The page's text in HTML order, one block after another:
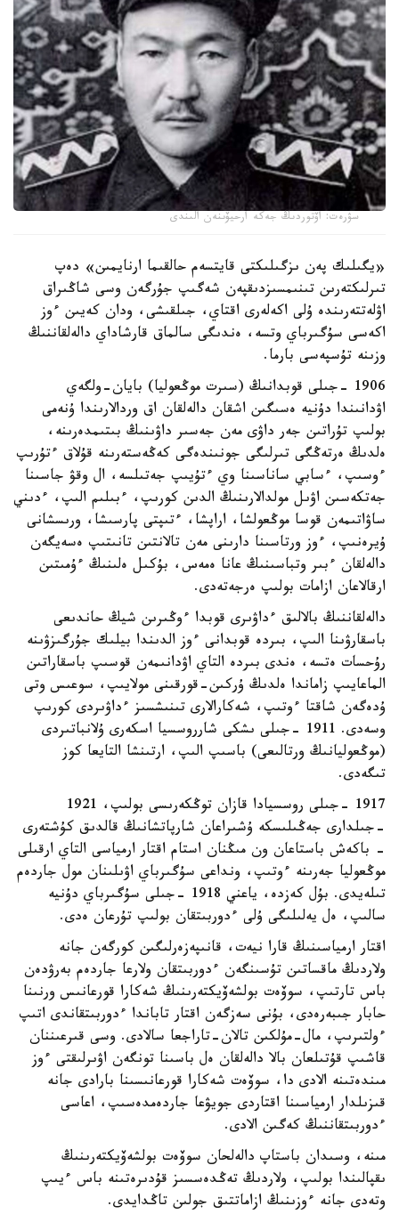
سۋرەت: اۆتوردىڭ جەكە ارحيۆىنەن الىندى
«يگىلىك پەن ىزگىلىكتى قايتسەم حالقىما ارنايمىن» دەپ
تىرلىكتەرىن تىنىمسىزدىقپەن شەگىپ جۇرگەن وسى شاڭىراق
اۋلەتتەرىندە ۇلى اكەلەرى اقتاي، جىلقىشى، ودان كەيىن ءوز
اكەسى سۇگىرباي وتسە، ەندىگى سالماق قارشاداي دالەلقاننىڭ
وزىنە تۇسپەسى بارما.
1906 -جىلى قوبدانىڭ (سىرت موڭعوليا) بايان-ولگەي
اۋدانىندا دۇنيە ەسىگىن اشقان دالەلقان اق وردالارىندا ۇنەمى
بولىپ تۇراتىن جەر داۋى مەن جەسىر داۋىنىڭ بىتىمدەرىنە،
ەلدىڭ ەرتەڭگى تىرلىگى جونىندەگى كەڭەستەرىنە قۇلاق ءتۇرىپ
ءوسىپ، ءسابي ساناسىنا وي ءتۇيىپ جەتىلسە، ال وقۋ جاسىنا
جەتكەسىن اۋىل مولدالارىنىڭ الدىن كورىپ، ءبىلىم الىپ، ءدىني
ساۋاتىمەن قوسا موڭعولشا، اراپشا، ءتىپتى پارسىشا، ورىسشانى
ۇيرەنىپ، ءوز ورتاسىنا دارىنى مەن تالانتىن تانىتىپ ەسەيگەن
دالەلقان ءبىر وتباسىنىڭ عانا ەمەس، بۇكىل ەلىنىڭ ءۇمىتىن
ارقالاعان ازامات بولىپ ەرجەتەدى.
دالەلقاننىڭ بالالىق ءداۋىرى قوبدا ءوڭىرىن شيڭ حاندىعى
باسقارۋىنا الىپ، بىردە قوبدانى ءوز الدىندا بيلىك جۇرگىزۋىنە
رۇحسات ەتسە، ەندى بىردە التاي اۋدانىمەن قوسىپ باسقاراتىن
الماعايىپ زاماندا ەلدىڭ ۇركىن-قورقىنى مولايىپ، سوعىس وتى
ۇدەگەن شاقتا ءوتىپ، شەكارالارى تىنىشسىز ءداۋىردى كورىپ
وسەدى. 1911 -جىلى ىشكى شارروسسيا اسكەرى ۇلانباتىردى
(موڭعوليانىڭ ورتالىعى) باسىپ الىپ، ارتىنشا التايعا كوز
تىگەدى.
1917 -جىلى روسسيادا قازان توڭكەرىسى بولىپ، 1921
-جىلدارى جەڭىلىسكە ۇشىراعان شارپاتشانىڭ قالدىق كۇشتەرى
- باكەش باستاعان ون مىڭنان استام اقتار ارمياسى التاي ارقىلى
موڭعوليا جەرىنە ءوتىپ، ونداعى سۇگىرباي اۋىلىنان مول جاردەم
تىلەيدى. بۇل كەزدە، ياعني 1918 -جىلى سۇگىرباي دۇنيە
سالىپ، ەل يەلىلىگى ۇلى ءدوربىتقان بولىپ تۇرعان ەدى.
اقتار ارمياسىنىڭ قارا نيەت، قانىپەزەرلىگىن كورگەن جانە
ولاردىڭ ماقساتىن تۇسىنگەن ءدوربىتقان ولارعا جاردەم بەرۋدەن
باس تارتىپ، سوۆەت بولشەۆيكتەرىنىڭ شەكارا قورعانىس ورنىنا
حابار جىبەرەدى، بۇنى سەزگەن اقتار تاباندا ءدوربىتقاندى اتىپ
ءولتىرىپ، مال-مۇلكىن تالان-تاراجعا سالادى. وسى قىرعىننان
قاشىپ قۇتىلعان بالا دالەلقان ەل باسىنا تونگەن اۋىرلىقتى ءوز
مىندەتىنە الادى دا، سوۆەت شەكارا قورعانىسىنا بارادى جانە
قىزىلدار ارمياسىنا اقتاردى جويۋعا جاردەمدەسىپ، اعاسى
ءدوربىتقاننىڭ كەگىن الادى.
مىنە، وسىدان باستاپ دالەلحان سوۆەت بولشەۆيكتەرىنىڭ
ىقپالىندا بولىپ، ولاردىڭ تەڭدەسسىز قۇدىرەتىنە باس ءيىپ
وتەدى جانە ءوزىنىڭ ازاماتتىق جولىن تاڭدايدى.